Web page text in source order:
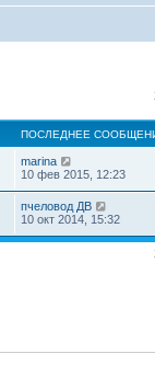
ПОСЛЕДНЕЕ
marina
10 фев 2015, 12:23
пчеловод ДВ
10 окт 2014, 15:32